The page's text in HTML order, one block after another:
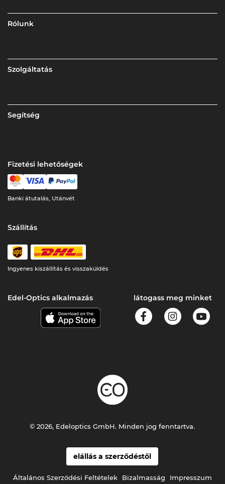
Rólunk
Szolgáltatás
Segítség
Fizetési lehetőségek
Banki átutalás, Utánvét
Szállítás
Ingyenes kiszállítás és visszaküldés
Edel-Optics alkalmazás látogass meg minket
elállás a szerződéstől
Általános Szerződési Feltételek Bizalmasság Impresszum
© 2026, Edeloptics GmbH. Minden jog fenntartva.